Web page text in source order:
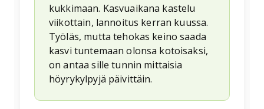
kukkimaan. Kasvuaikana kastelu
viikottain, lannoitus kerran kuussa.
Työläs, mutta tehokas keino saada
kasvi tuntemaan olonsa kotoisaksi,
on antaa sille tunnin mittaisia
höyrykylpyjä päivittäin.